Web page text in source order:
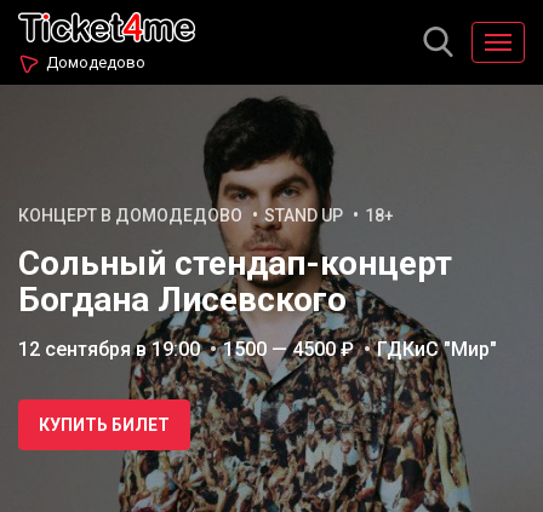
Домодедово
КОНЦЕРТ В ДОМОДЕДОВО STAND UP 18+
Сольный стендап-концерт
Богдана Лисевского
12 сентября в 19:00 1500 — 4500 ₽ ГДКиС "Мир"
КУПИТЬ БИЛЕТ